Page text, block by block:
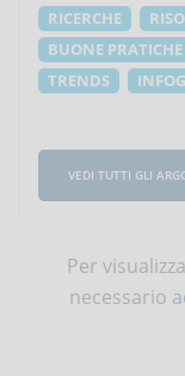
RICERCHE
BUONE PRATICHE
TRENDS
VEDI TUTTI GLI
Per
necessario